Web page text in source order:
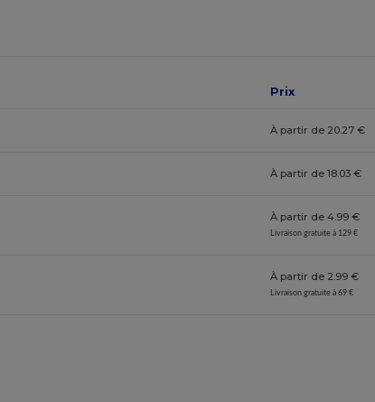
Prix
À partir de 20.27 €
À partir de 18.03 €
À partir de 4.99 €
Livraison gratuite à 129 €
À partir de 2.99 €
Livraison gratuite à 69 €